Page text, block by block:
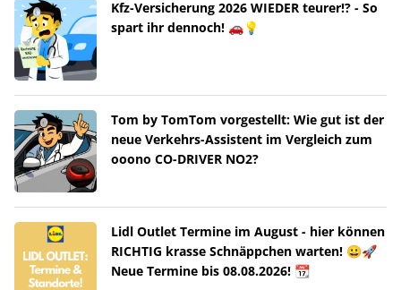
Kfz-Versicherung 2026 WIEDER teurer!? - So
spart ihr dennoch! 🚗💡
Tom by TomTom vorgestellt: Wie gut ist der
neue Verkehrs-Assistent im Vergleich zum
ooono CO-DRIVER NO2?
Lidl Outlet Termine im August - hier können
RICHTIG krasse Schnäppchen warten! 😀🚀
Neue Termine bis 08.08.2026! 📆